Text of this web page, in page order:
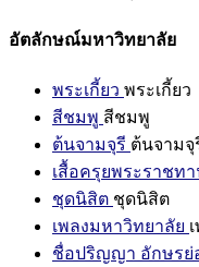
อัตลักษณ์มหาวิทยาลัย
พระเกี้ยว พระเกี้ยว
สีชมพู สีชมพู
ต้นจามจุรี ต้นจามจุ
เสื้อครุยพระราชท
ชุดนิสิต ชุดนิสิต
เพลงมหาวิทยาลัย
ชื่อปริญญา อักษร